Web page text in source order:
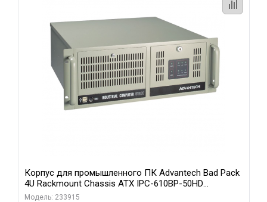
Корпус для промышленного ПК Advantech Bad Pack
4U Rackmount Chassis ATX IPC-610BP-50HD
Advantech 15 слотов, отсеки 3x5.25", 1x3.5", 2xUSB,
Модель: 233915